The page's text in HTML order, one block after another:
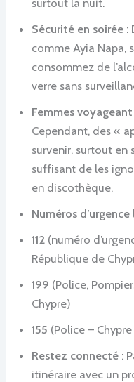
Sécurité en soirée :
comme Ayia Napa,
consommez de
verre sans
Femmes
Cependant, des «
survenir, surtout en
suffisant de les
en discothèque.
Numéros
112 (numéro
République de
199 (Police,
Chypre)
155 (Police –
Restez connecté :
itinéraire avec un